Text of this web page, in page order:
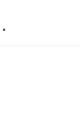
*